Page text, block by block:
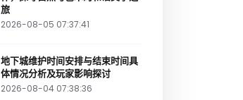
旅
2026-08-05 07:37:41
地下城维护时间安排与结束时间具
体情况分析及玩家影响探讨
2026-08-04 07:38:36